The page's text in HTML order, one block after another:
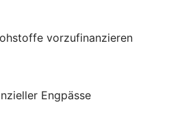
vorzufinanzieren
Engpässe